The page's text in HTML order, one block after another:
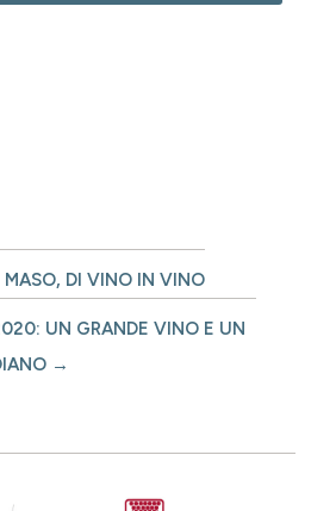
MASO, DI VINO IN VINO
UN GRANDE VINO E UN
→